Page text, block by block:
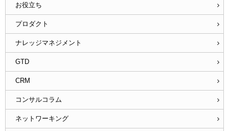
お役立ち
プロダクト
ナレッジマネジメント
GTD
CRM
コンサルコラム
ネットワーキング